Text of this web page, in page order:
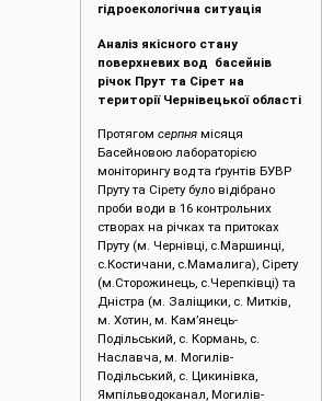
гідроекологічна ситуація
Аналіз якісного стану
поверхневих вод басейнів
річок Прут та Сірет на
території Чернівецької області
Протягом серпня місяця
Басейновою лабораторією
моніторингу вод та ґрунтів БУВР
Пруту та Сірету було відібрано
проби води в 16 контрольних
створах на річках та притоках
Пруту (м. Чернівці, c.Маршинці,
с.Костичани, с.Мамалига), Сірету
(м.Сторожинець, с.Черепківці) та
Дністра (м. Заліщики, с. Митків,
м. Хотин, м. Кам’янець-
Подільський, с. Кормань, с.
Наславча, м. Могилів-
Подільський, с. Цикинівка,
Ямпільводоканал, Могилів-